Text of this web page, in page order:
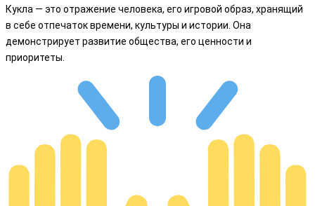
Кукла — это отражение человека, его игровой образ, хранящий
в себе отпечаток времени, культуры и истории. Она
демонстрирует развитие общества, его ценности и
приоритеты.